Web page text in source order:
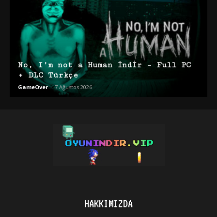
No, I’m not a Human İndir – Full PC
+ DLC Türkçe
GameOver - 7 Ağustos 2026
HAKKIMIZDA